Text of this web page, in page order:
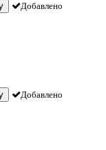
Добавлено
Добавлено